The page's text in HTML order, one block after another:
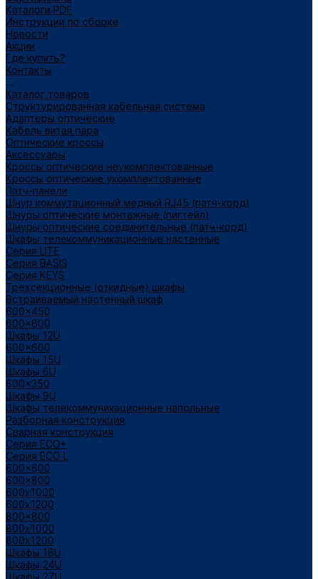
Каталоги PDF
Инструкции по сборке
Новости
Акции
Где купить?
Контакты
...
Каталог товаров
Структурированная кабельная система
Адаптеры оптические
Кабель витая пара
Оптические кроссы
Аксессуары
Кроссы оптические неукомплектованные
Кроссы оптические укомплектованные
Патч-панели
Шнур коммутационный медный RJ45 (патч-корд)
Шнуры оптические монтажные (пигтейл)
Шнуры оптические соединительные (патч-корд)
Шкафы телекоммуникационные настенные
Cерия LITE
Cерия BASIS
Cерия KEYS
Трехсекционные (откидные) шкафы
Встраиваемый настенный шкаф
600x450
600x600
Шкафы 12U
600x600
Шкафы 15U
Шкафы 6U
600x350
Шкафы 9U
Шкафы телекоммуникационные напольные
Разборная конструкция
Сварная конструкция
Серия ECO+
Серия ECO L
600x600
600x800
600х1000
600х1200
800x800
800х1000
800х1200
Шкафы 18U
Шкафы 24U
Шкафы 27U